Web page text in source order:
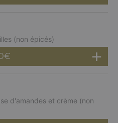
(non épicés)
€
d'amandes et crème (non